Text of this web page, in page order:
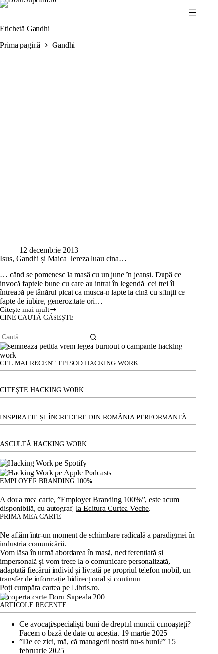
Sari
Etichetă Gandhi
Prima pagină Gandhi
12 decembrie 2013
Isus, Gandhi și Maica Tereza luau cina…
… când se pomenesc la masă cu un june în jeanși. După ce
invocă faptele bune cu care au intrat în legendă, cei trei îl
întreabă pe tânărul picat ca musca-n lapte la cină cu sfinții ce
fapte de iubire, generozitate ori…
Citește mai mult
Isus,
Gandhi
Maica
Tereza
luau
cina…
CINE CAUTĂ GĂSEȘTE
Niciun
rezultat
CEL MAI RECENT EPISOD HACKING WORK
CITEŞTE HACKING WORK
INSPIRAȚIE ȘI ÎNCREDERE DIN ROMÂNIA PERFORMANTĂ
ASCULTĂ HACKING WORK
EMPLOYER BRANDING 100%
A doua mea carte, ”Employer Branding 100%”, este acum
disponibilă, cu autograf, la Editura Curtea Veche.
PRIMA MEA CARTE
Ne aflăm într-un moment de schimbare radicală a paradigmei în
industria comunicării.
Vom lăsa în urmă abordarea în masă, nediferențiată și
impersonală și vom trece la o comunicare personalizată,
adaptată fiecărui individ și livrată pe propriul telefon mobil, un
transfer de informație bidirecțional și continuu.
Poți cumpăra cartea pe Libris.ro.
ARTICOLE RECENTE
Ce avocați/specialiști buni de dreptul muncii cunoașteți?
Facem o bază de date cu aceștia. 19 martie 2025
”De ce zici, mă, că managerii noștri nu-s buni?” 15
februarie 2025